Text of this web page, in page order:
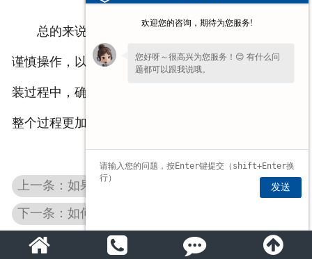
总的来说，拆卸移动门窗滑轮并不复杂，但需要
谨慎操作，以免损坏门窗或者滑轮本身。在拆卸和安
装过程中，确保使用适当的工具并注意安全，可以让
整个过程更加顺利和安全。
上一条：如果卫生间玻璃门滚珠滑轮坏了该怎么办？
欢迎您的咨询，期待为您服务!
您好呀～很高兴为您服务！😊 有什么问
题都可以跟我说哦。
发送